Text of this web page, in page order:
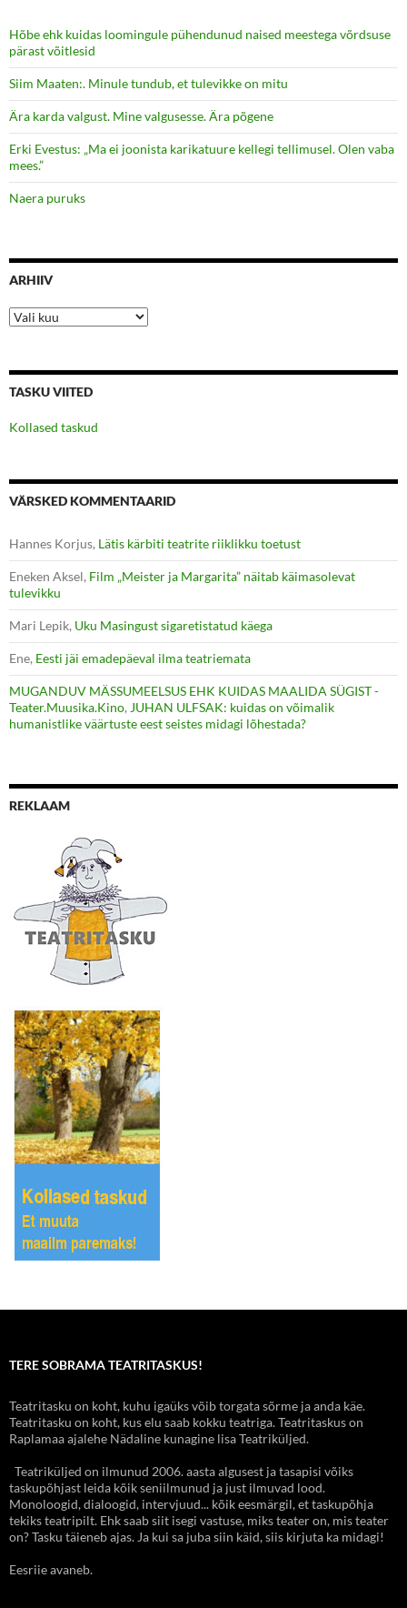
Hõbe ehk kuidas loomingule pühendunud naised meestega võrdsuse
pärast võitlesid
Siim Maaten:. Minule tundub, et tulevikke on mitu
Ära karda valgust. Mine valgusesse. Ära põgene
Erki Evestus: „Ma ei joonista karikatuure kellegi tellimusel. Olen vaba
mees.”
Naera puruks
ARHIIV
Arhiiv
TASKU VIITED
Kollased taskud
VÄRSKED KOMMENTAARID
Hannes Korjus, Lätis kärbiti teatrite riiklikku toetust
Eneken Aksel, Film „Meister ja Margarita” näitab käimasolevat
tulevikku
Mari Lepik, Uku Masingust sigaretistatud käega
Ene, Eesti jäi emadepäeval ilma teatriemata
MUGANDUV MÄSSUMEELSUS EHK KUIDAS MAALIDA SÜGIST -
Teater.Muusika.Kino, JUHAN ULFSAK: kuidas on võimalik
humanistlike väärtuste eest seistes midagi lõhestada?
REKLAAM
TERE SOBRAMA TEATRITASKUS!
Teatritasku on koht, kuhu igaüks võib torgata sõrme ja anda käe.
Teatritasku on koht, kus elu saab kokku teatriga. Teatritaskus on
Raplamaa ajalehe Nädaline kunagine lisa Teatriküljed.
Teatriküljed on ilmunud 2006. aasta algusest ja tasapisi võiks
taskupõhjast leida kõik seniilmunud ja just ilmuvad lood.
Monoloogid, dialoogid, intervjuud... kõik eesmärgil, et taskupõhja
tekiks teatripilt. Ehk saab siit isegi vastuse, miks teater on, mis teater
on? Tasku täieneb ajas. Ja kui sa juba siin käid, siis kirjuta ka midagi!
Eesriie avaneb.